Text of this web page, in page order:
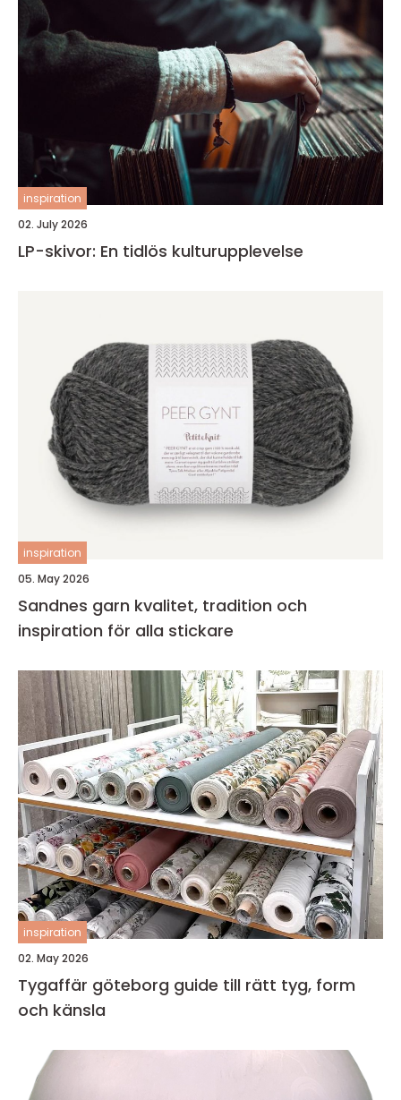
inspiration
02. July 2026
LP-skivor: En tidlös kulturupplevelse
inspiration
05. May 2026
Sandnes garn kvalitet, tradition och
inspiration för alla stickare
inspiration
02. May 2026
Tygaffär göteborg guide till rätt tyg, form
och känsla